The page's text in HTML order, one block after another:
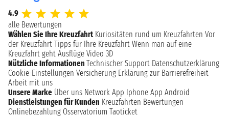
4.9
alle Bewertungen
Wählen Sie Ihre Kreuzfahrt Kuriositäten rund um Kreuzfahrten Vor
der Kreuzfahrt Tipps für Ihre Kreuzfahrt Wenn man auf eine
Kreuzfahrt geht Ausflüge Video 3D
Nützliche Informationen Technischer Support Datenschutzerklärung
Cookie-Einstellungen Versicherung Erklärung zur Barrierefreiheit
Arbeit mit uns
Unsere Marke Über uns Network App Iphone App Android
Dienstleistungen für Kunden Kreuzfahrten Bewertungen
Onlinebezahlung Osservatorium Taoticket